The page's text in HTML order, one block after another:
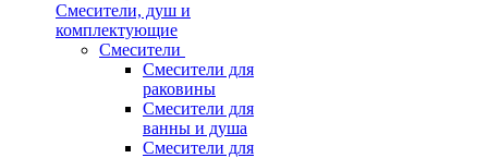
Смесители, душ и
комплектующие
Смесители
Смесители для
раковины
Смесители для
ванны и душа
Смесители для